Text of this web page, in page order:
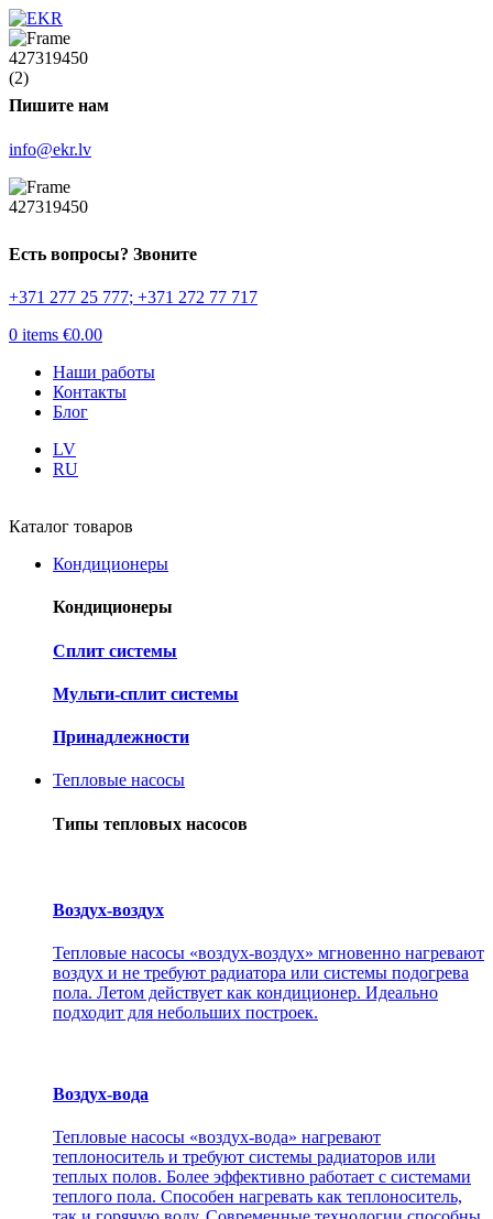
Пишите нам
info@ekr.lv
Есть вопросы? Звоните
+371 277 25 777; +371 272 77 717
0 items €0.00
Наши работы
Контакты
Блог
LV
RU
Каталог товаров
Кондиционеры
Кондиционеры
Cплит системы
Мульти-сплит системы
Принадлежности
Тепловые насосы
Типы тепловых насосов
Воздух-воздух
Тепловые насосы «воздух-воздух» мгновенно нагревают
воздух и не требуют радиатора или системы подогрева
пола. Летом действует как кондиционер. Идеально
подходит для небольших построек.
Воздух-вода
Тепловые насосы «воздух-вода» нагревают
теплоноситель и требуют системы радиаторов или
теплых полов. Более эффективно работает с системами
теплого пола. Способен нагревать как теплоноситель,